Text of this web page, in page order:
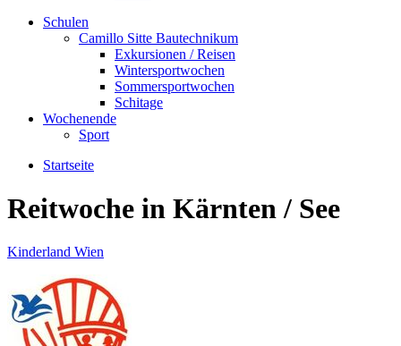
Schulen
Camillo Sitte Bautechnikum
Exkursionen / Reisen
Wintersportwochen
Sommersportwochen
Schitage
Wochenende
Sport
Startseite
Reitwoche in Kärnten / See
Kinderland Wien